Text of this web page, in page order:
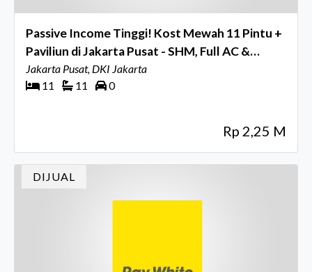
Passive Income Tinggi! Kost Mewah 11 Pintu +
Paviliun di Jakarta Pusat - SHM, Full AC &
Token
Jakarta Pusat, DKI Jakarta
11
11 0
Rp 2,25 M
DIJUAL